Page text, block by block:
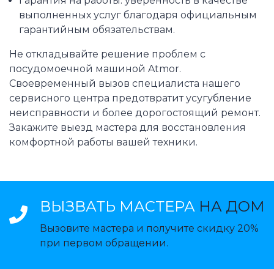
выполненных услуг благодаря официальным
гарантийным обязательствам.
Не откладывайте решение проблем с
посудомоечной машиной Atmor.
Своевременный вызов специалиста нашего
сервисного центра предотвратит усугубление
неисправности и более дорогостоящий ремонт.
Закажите выезд мастера для восстановления
комфортной работы вашей техники.
ВЫЗВАТЬ МАСТЕРА НА ДОМ
Вызовите мастера и получите скидку 20%
при первом обращении.